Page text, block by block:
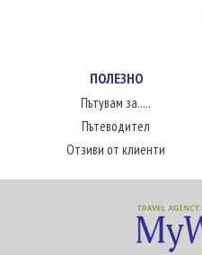
ПОЛЕЗНО
Пътувам за.....
Пътеводител
Отзиви от клиенти